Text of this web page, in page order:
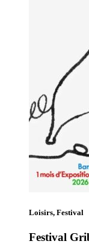
Loisirs, Festival
Festival